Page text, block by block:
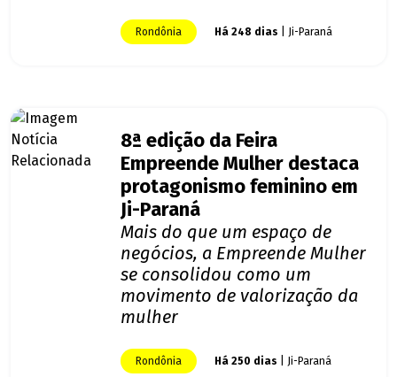
Rondônia Há 248 dias | Ji-Paraná
8ª edição da Feira
Empreende Mulher destaca
protagonismo feminino em
Ji-Paraná
Mais do que um espaço de
negócios, a Empreende Mulher
se consolidou como um
movimento de valorização da
mulher
Rondônia Há 250 dias | Ji-Paraná